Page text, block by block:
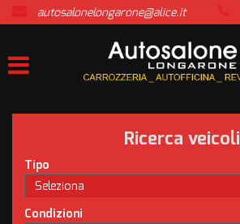
HOME
LISTA VEICOLI
ACQUISTIAMO USATO
ASSISTENZA
CONTATTI
autosalonelongarone@alice.it
Ricerca veicoli
Tipo
Condizioni